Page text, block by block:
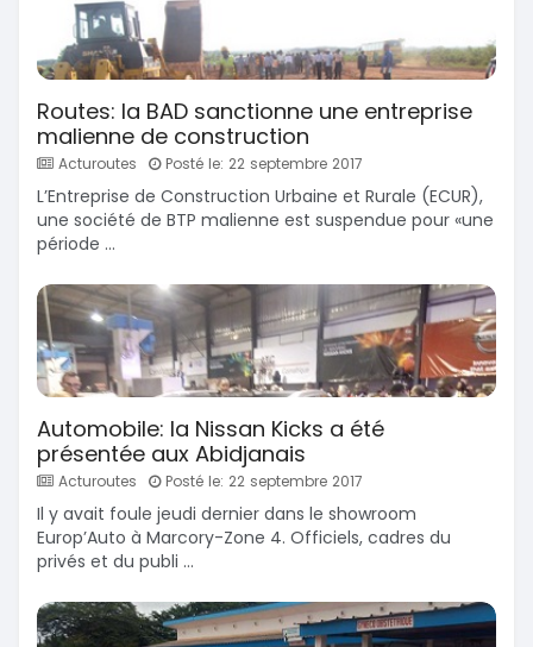
Routes: la BAD sanctionne une entreprise
malienne de construction
Acturoutes Posté le: 22 septembre 2017
L’Entreprise de Construction Urbaine et Rurale (ECUR),
une société de BTP malienne est suspendue pour «une
période ...
Automobile: la Nissan Kicks a été
présentée aux Abidjanais
Acturoutes Posté le: 22 septembre 2017
Il y avait foule jeudi dernier dans le showroom
Europ’Auto à Marcory-Zone 4. Officiels, cadres du
privés et du publi ...